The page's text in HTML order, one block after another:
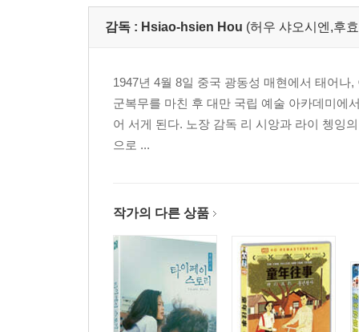
감독 : Hsiao-hsien Hou (허우 샤오시엔,후
1947년 4월 8일 중국 광동성 매현에서 태어
군복무를 마친 후 대만 국립 예술 아카데미에
어 서게 된다. 노장 감독 리 시앙과 라이 쳉잉
으로 ...
작가의 다른 상품